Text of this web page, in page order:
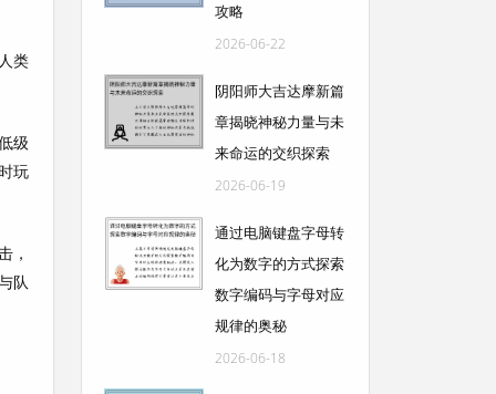
类
级
玩
，
队
攻略
2026-06-22
阴阳师大吉达摩新篇
章揭晓神秘力量与未
来命运的交织探索
2026-06-19
通过电脑键盘字母转
化为数字的方式探索
数字编码与字母对应
规律的奥秘
2026-06-18